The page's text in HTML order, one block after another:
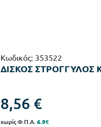
Κωδικός: 353522
ΔΙΣΚΟΣ ΣΤΡΟΓΓΥΛΟΣ
8,56 €
χωρίς Φ.Π.Α.6.9€